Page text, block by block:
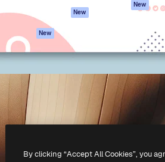
Claude/ChatGPT
New
Agentes New
API
App móvel
Todas as
ferramentas
New
confiabilidade
Afiliados
Empresas
Todos os direitos reservados.
By clicking “Accept All Cookies”, you